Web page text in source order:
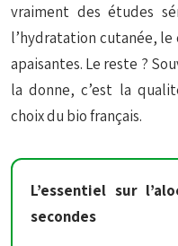
vraiment des études
l’hydratation cutanée,
apaisantes. Le reste ?
la donne, c’est la
choix du bio français.
L’essentiel sur
secondes